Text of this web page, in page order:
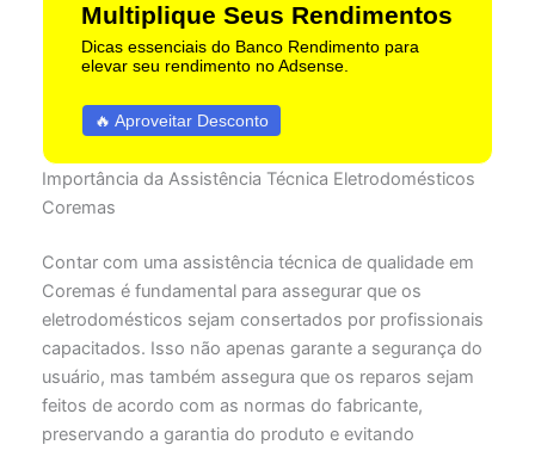
Multiplique Seus Rendimentos
Dicas essenciais do Banco Rendimento para
elevar seu rendimento no Adsense.
🔥 Aproveitar Desconto
Importância da Assistência Técnica Eletrodomésticos
Coremas
Contar com uma assistência técnica de qualidade em
Coremas é fundamental para assegurar que os
eletrodomésticos sejam consertados por profissionais
capacitados. Isso não apenas garante a segurança do
usuário, mas também assegura que os reparos sejam
feitos de acordo com as normas do fabricante,
preservando a garantia do produto e evitando